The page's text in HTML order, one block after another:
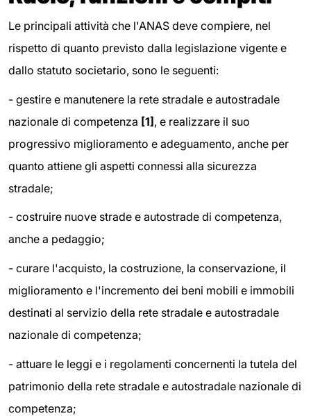
Le principali attività che l'ANAS deve compiere, nel
rispetto di quanto previsto dalla legislazione vigente e
dallo statuto societario, sono le seguenti:
- gestire e manutenere la rete stradale e autostradale
nazionale di competenza [1], e realizzare il suo
progressivo miglioramento e adeguamento, anche per
quanto attiene gli aspetti connessi alla sicurezza
stradale;
- costruire nuove strade e autostrade di competenza,
anche a pedaggio;
- curare l'acquisto, la costruzione, la conservazione, il
miglioramento e l'incremento dei beni mobili e immobili
destinati al servizio della rete stradale e autostradale
nazionale di competenza;
- attuare le leggi e i regolamenti concernenti la tutela del
patrimonio della rete stradale e autostradale nazionale di
competenza;